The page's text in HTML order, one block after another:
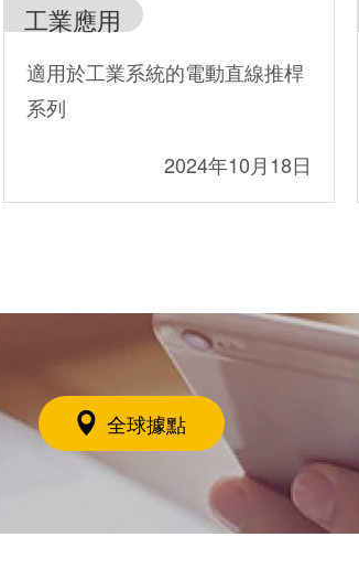
工業應用
適用於工業系統的電動直線推桿
系列
2024年10月18日
全球據點